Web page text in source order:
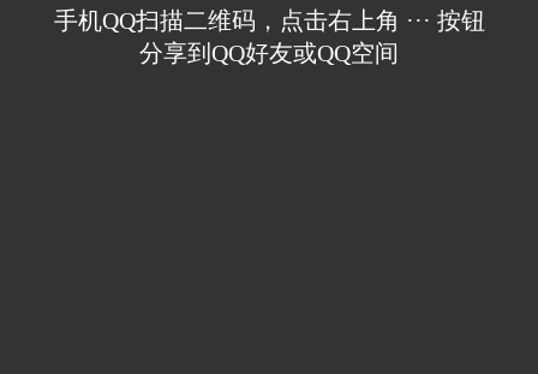
手机QQ扫描二维码，点击右上角 ··· 按钮
分享到QQ好友或QQ空间